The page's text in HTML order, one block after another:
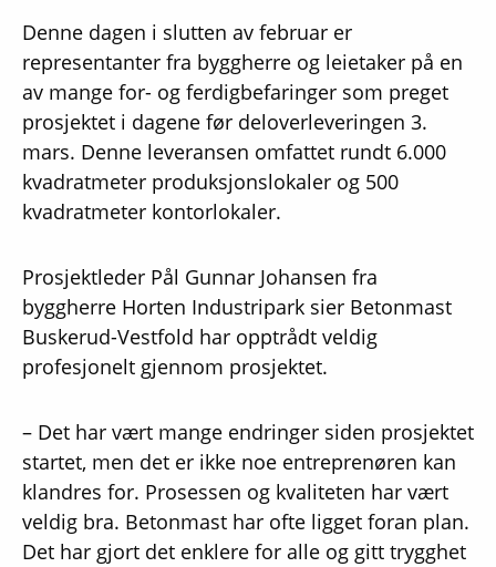
Denne dagen i slutten av februar er
representanter fra byggherre og leietaker på en
av mange for- og ferdigbefaringer som preget
prosjektet i dagene før deloverleveringen 3.
mars. Denne leveransen omfattet rundt 6.000
kvadratmeter produksjonslokaler og 500
kvadratmeter kontorlokaler.
Prosjektleder Pål Gunnar Johansen fra
byggherre Horten Industripark sier Betonmast
Buskerud-Vestfold har opptrådt veldig
profesjonelt gjennom prosjektet.
– Det har vært mange endringer siden prosjektet
startet, men det er ikke noe entreprenøren kan
klandres for. Prosessen og kvaliteten har vært
veldig bra. Betonmast har ofte ligget foran plan.
Det har gjort det enklere for alle og gitt trygghet